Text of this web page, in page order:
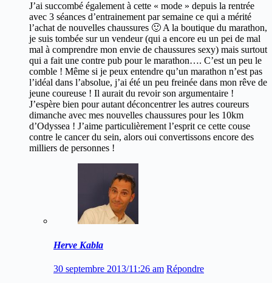
J’ai succombé également à cette « mode » depuis la rentrée
avec 3 séances d’entrainement par semaine ce qui a mérité
l’achat de nouvelles chaussures 🙂 A la boutique du marathon,
je suis tombée sur un vendeur (qui a encore eu un pei de mal
mal à comprendre mon envie de chaussures sexy) mais surtout
qui a fait une contre pub pour le marathon…. C’est un peu le
comble ! Même si je peux entendre qu’un marathon n’est pas
l’idéal dans l’absolue, j’ai été un peu freinée dans mon rêve de
jeune coureuse ! Il aurait du revoir son argumentaire !
J’espère bien pour autant déconcentrer les autres coureurs
dimanche avec mes nouvelles chaussures pour les 10km
d’Odyssea ! J’aime particulièrement l’esprit ce cette couse
contre le cancer du sein, alors oui convertissons encore des
milliers de personnes !
Herve Kabla
30 septembre 2013/11:26 am Répondre